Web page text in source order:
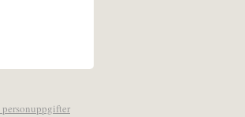
personuppgifter